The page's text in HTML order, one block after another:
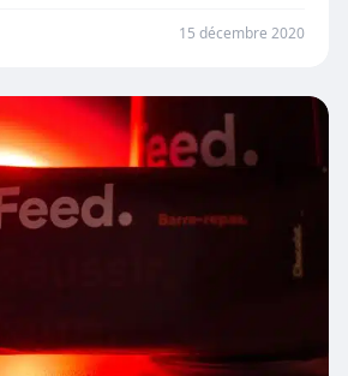
15 décembre 2020